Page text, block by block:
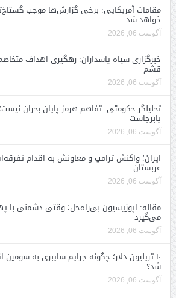
مقامات آمریکایی: برخی گزارش‌ها موجب
خواهد شد
آگوست 06, 2026
خبرگزاری سپاه پاسداران: رهگیری اهداف
قشم
آگوست 06, 2026
تحلیلگر حکومتی: تفاهم هرمز پایان بحران
پابرجاست
آگوست 06, 2026
ایران؛ واکنش ترامپ و معاونش به اقدام
عربستان
آگوست 06, 2026
مقاله: اپوزیسیون بی‌راه‌حل؛ وقتی دشمنی با
می‌گیرد
آگوست 06, 2026
۱۰ تریلیون دلار؛ چگونه جرایم سایبری به
شد؟
آگوست 06, 2026